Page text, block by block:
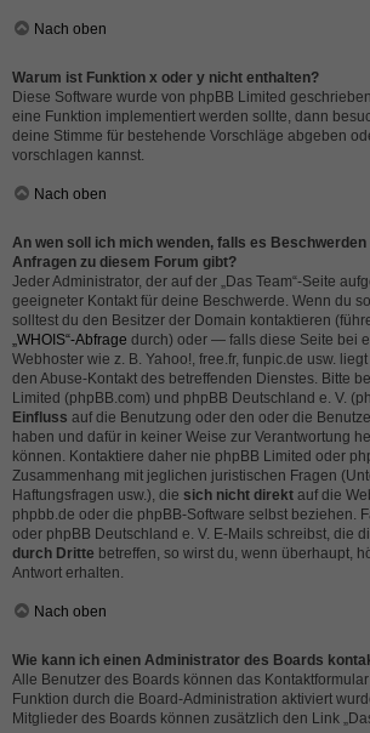
Nach oben
Warum ist Funktion x oder y nicht enthalten?
Diese Software wurde von phpBB Limited
eine Funktion implementiert werden sollte, dann
deine Stimme für bestehende Vorschläge abgeben
vorschlagen kannst.
Nach oben
An wen soll ich mich wenden, falls es
Anfragen zu diesem Forum gibt?
Jeder Administrator, der auf der „Das Team“-Seite
geeigneter Kontakt für deine Beschwerde. Wenn du
solltest du den Besitzer der Domain kontaktieren
„WHOIS“-Abfrage durch) oder — falls diese Seite bei
Webhoster wie z. B. Yahoo!, free.fr, funpic.de usw.
den Abuse-Kontakt des betreffenden Dienstes. Bitte
Limited (phpBB.com) und phpBB Deutschland e. V.
Einfluss auf die Benutzung oder den oder die
haben und dafür in keiner Weise zur Verantwortung
können. Kontaktiere daher nie phpBB Limited oder
Zusammenhang mit jeglichen juristischen Fragen
Haftungsfragen usw.), die sich nicht direkt auf die
phpbb.de oder die phpBB-Software selbst beziehen.
oder phpBB Deutschland e. V. E-Mails schreibst, die
durch Dritte betreffen, so wirst du, wenn überhaupt,
Antwort erhalten.
Nach oben
Wie kann ich einen Administrator des Boards
Alle Benutzer des Boards können das
Funktion durch die Board-Administration aktiviert
Mitglieder des Boards können zusätzlich den Link